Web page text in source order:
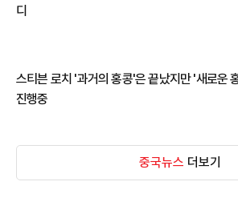
디
스티븐 로치 '과거의 홍콩'은 끝났지만 '새로운
진행중
중국뉴스 더보기